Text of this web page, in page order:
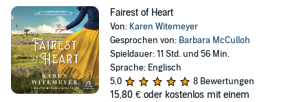
After his brother lost his life over a woman, Texas ranger Titus
Kingsley has learned to expect the worst from women and is rarely
disappointed. So when a young woman found in suspicious
circumstances takes up residence with the seven old drovers living
at his grandfather's ranch, Titus is determined to keep a close eye
on her.
Fairest of Heart
Von: Karen Witemeyer
Gesprochen von: Barbara McCulloh
Spieldauer: 11 Std. und 56 Min.
Sprache: Englisch
5,0
8 Bewertungen
15,80 € oder kostenlos mit einem